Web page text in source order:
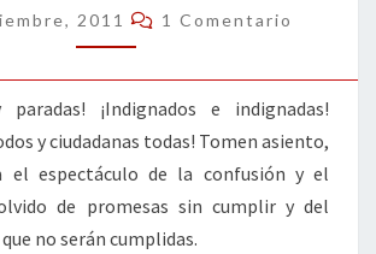
ESPECTÁCULO
2011 Comentarios
1 Comentario
paradas! ¡Indignados e indignadas!
y ciudadanas todas! Tomen asiento,
el espectáculo de la confusión y el
de promesas sin cumplir y del
no serán cumplidas.